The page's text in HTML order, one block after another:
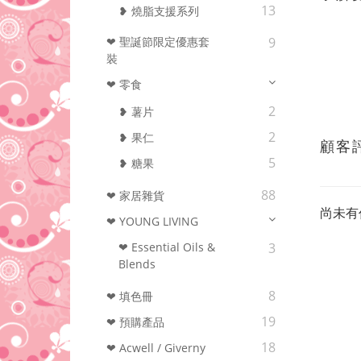
❥ 燒脂支援系列 13
❤ 聖誕節限定優惠套
裝
9
❤ 零食
❥ 薯片
2
❥ 果仁 2
❥ 糖果 5
❤ 家居雜貨 88
❤ YOUNG LIVING
❤ Essential Oils &
Blends
3
❤ 填色冊 8
❤ 預購產品 19
❤ Acwell / Giverny 18
顧客
尚未